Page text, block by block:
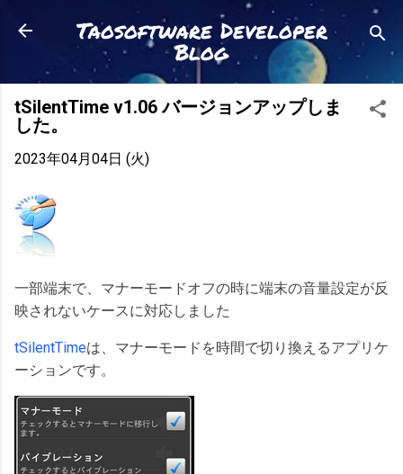
スキップしてメイン コンテンツに移動
Taosoftware Developer
Blog
tSilentTime v1.06 バージョンアップしま
した。
2023年04月04日 (火)
一部端末で、マナーモードオフの時に端末の音量設定が反
映されないケースに対応しました
tSilentTimeは、マナーモードを時間で切り換えるアプリケ
ーションです。